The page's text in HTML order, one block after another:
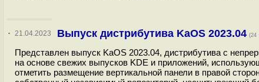
· 21.04.2023 Выпуск дистрибутива KaOS 2023.04 (24
Представлен выпуск KaOS 2023.04, дистрибутива с
на основе свежих выпусков KDE и приложений,
отметить размещение вертикальной панели в правой